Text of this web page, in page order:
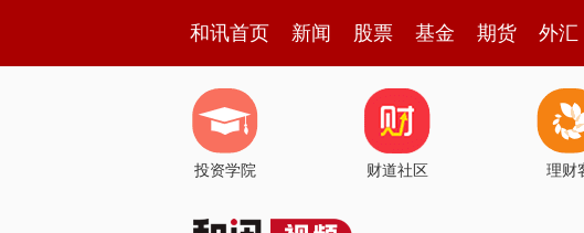
和讯首页 新闻 股票 基金 期货 外汇
投资学院 财道社区 理财